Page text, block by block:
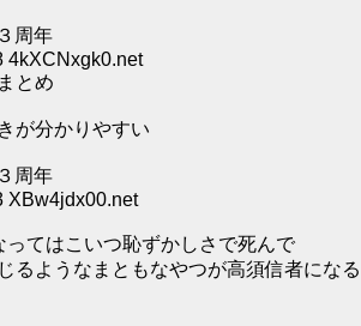
周年
4kXCNxgk0.net
とめ
が分かりやすい
周年
XBw4jdx00.net
てはこいつ恥ずかしさで死んで
るようなまともなやつが高須信者になる